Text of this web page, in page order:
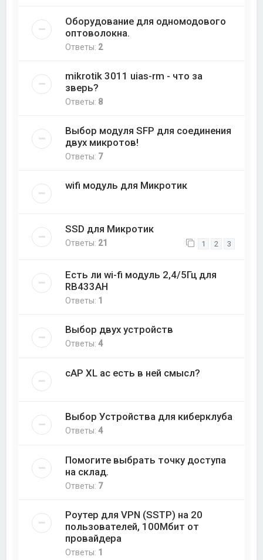
Оборудование для одномодового
оптоволокна.
Ответы: 2
mikrotik 3011 uias-rm - что за
зверь?
Ответы: 8
Выбор модуля SFP для соединения
двух микротов!
Ответы: 7
wifi модуль для Микротик
SSD для Микротик
Ответы: 21 1 2 3
Есть ли wi-fi модуль 2,4/5Гц для
RB433AH
Ответы: 1
Выбор двух устройств
Ответы:4
cAP XL ac есть в ней смысл?
Выбор Устройства для киберклуба
Ответы:4
Помогите выбрать точку доступа
на склад.
Ответы: 7
Роутер для VPN (SSTP) на 20
пользователей, 100Мбит от
провайдера
Ответы: 1